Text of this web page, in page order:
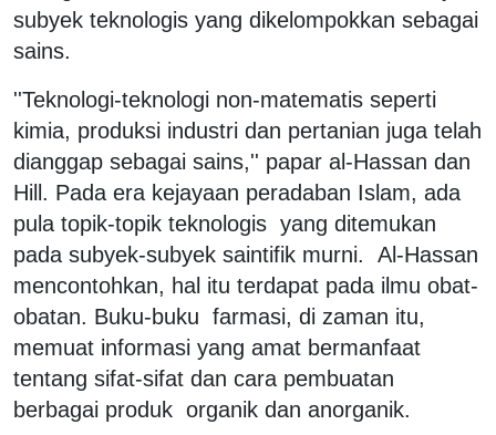
subyek teknologis yang dikelompokkan sebagai
sains.
''Teknologi-teknologi non-matematis seperti
kimia, produksi industri dan pertanian juga telah
dianggap sebagai sains,'' papar al-Hassan dan
Hill. Pada era kejayaan peradaban Islam, ada
pula topik-topik teknologis yang ditemukan
pada subyek-subyek saintifik murni. Al-Hassan
mencontohkan, hal itu terdapat pada ilmu obat-
obatan. Buku-buku farmasi, di zaman itu,
memuat informasi yang amat bermanfaat
tentang sifat-sifat dan cara pembuatan
berbagai produk organik dan anorganik.